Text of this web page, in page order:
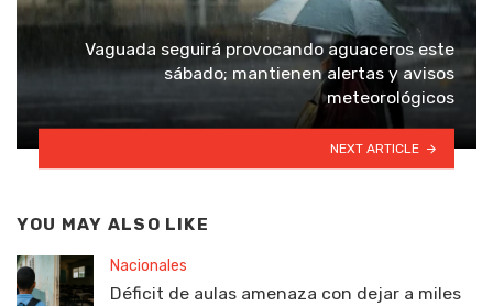
Vaguada seguirá provocando aguaceros este
sábado; mantienen alertas y avisos
meteorológicos
NEXT ARTICLE
YOU MAY ALSO LIKE
Nacionales
Déficit de aulas amenaza con dejar a miles